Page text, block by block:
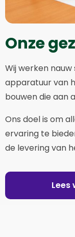
Onze
Wij werken
apparatuur van
bouwen die aan
Ons doel is om
ervaring te
de levering van
Lees